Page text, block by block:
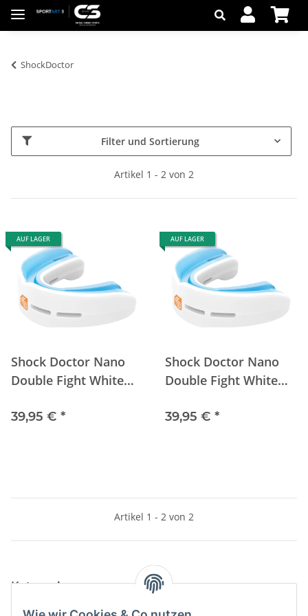
ShockDoctor
Filter und Sortierung
Artikel 1 - 2 von 2
AUF LAGER
Shock Doctor Nano
Double Fight White
39,95 € *
AUF LAGER
Shock Doctor Nano
Double Fight White
39,95 € *
Artikel 1 - 2 von 2
Kategorien